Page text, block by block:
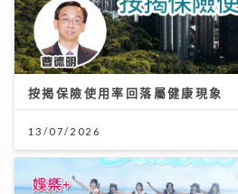
按揭保險使用率回落屬健康現象
13/07/2026